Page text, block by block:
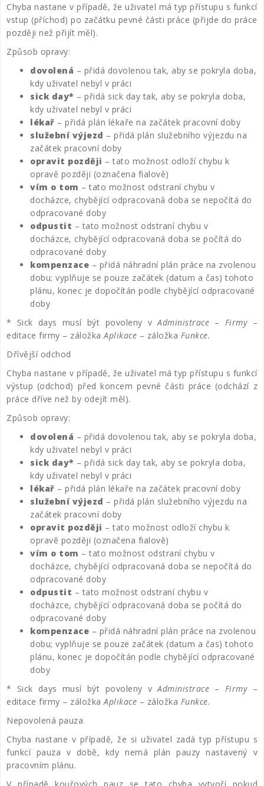
Chyba nastane v případě, že uživatel má typ přístupu s funkcí
vstup (příchod) po začátku pevné části práce (přijde do práce
později než přijít měl).
Způsob opravy:
dovolená – přidá dovolenou tak, aby se pokryla doba,
kdy uživatel nebyl v práci
sick day* – přidá sick day tak, aby se pokryla doba,
kdy uživatel nebyl v práci
lékař – přidá plán lékaře na začátek pracovní doby
služební výjezd – přidá plán služebního výjezdu na
začátek pracovní doby
opravit později – tato možnost odloží chybu k
opravě později (označena fialově)
vím o tom – tato možnost odstraní chybu v
docházce, chybějící odpracovaná doba se nepočítá do
odpracované doby
odpustit – tato možnost odstraní chybu v
docházce, chybějící odpracovaná doba se počítá do
odpracované doby
kompenzace – přidá náhradní plán práce na zvolenou
dobu; vyplňuje se pouze začátek (datum a čas) tohoto
plánu, konec je dopočítán podle chybějící odpracované
doby
* Sick days musí být povoleny vAdministrace – Firmy–
editace firmy – záložkaAplikace – záložka Funkce.
Dřívější odchod
Chyba nastane v případě, že uživatel má typ přístupu s funkcí
výstup (odchod) před koncem pevné části práce (odchází z
práce dříve než by odejít měl).
Způsob opravy:
dovolená – přidá dovolenou tak, aby se pokryla doba,
kdy uživatel nebyl v práci
sick day* – přidá sick day tak, aby se pokryla doba,
kdy uživatel nebyl v práci
lékař – přidá plán lékaře na začátek pracovní doby
služební výjezd – přidá plán služebního výjezdu na
začátek pracovní doby
opravit později – tato možnost odloží chybu k
opravě později (označena fialově)
vím o tom – tato možnost odstraní chybu v
docházce, chybějící odpracovaná doba se nepočítá do
odpracované doby
odpustit – tato možnost odstraní chybu v
docházce, chybějící odpracovaná doba se počítá do
odpracované doby
kompenzace – přidá náhradní plán práce na zvolenou
dobu; vyplňuje se pouze začátek (datum a čas) tohoto
plánu, konec je dopočítán podle chybějící odpracované
doby
* Sick days musí být povoleny vAdministrace – Firmy–
editace firmy – záložkaAplikace – záložka Funkce.
Nepovolená pauza
Chyba nastane v případě, že si uživatel zadá typ přístupu s
funkcí pauza v době, kdy nemá plán pauzy nastavený v
pracovním plánu.